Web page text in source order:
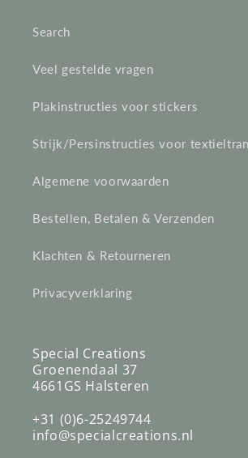
Search
Veel gestelde vragen
Plakinstructies voor stickers
Strijk/Persinstructies voor
Algemene voorwaarden
Bestellen, Betalen & Verzenden
Klachten & Retourneren
Privacyverklaring
Special Creations
Groenendaal 37
4661GS Halsteren
+31 (0)6-25249744
info@specialcreations.nl